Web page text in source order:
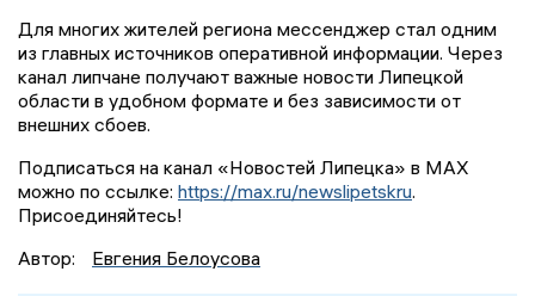
Для многих жителей региона мессенджер стал одним
из главных источников оперативной информации. Через
канал липчане получают важные новости Липецкой
области в удобном формате и без зависимости от
внешних сбоев.
Подписаться на канал «Новостей Липецка» в MAX
можно по ссылке: https://max.ru/newslipetskru.
Присоединяйтесь!
Автор:
Евгения Белоусова